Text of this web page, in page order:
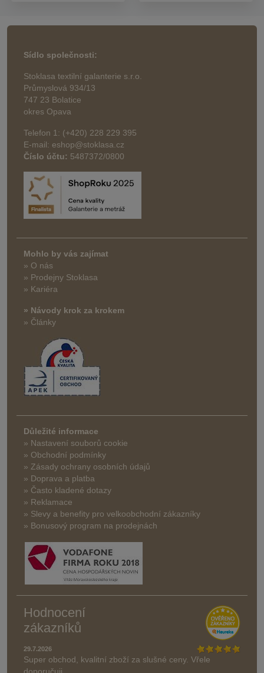
Sídlo společnosti:
Stoklasa textilní galanterie s.r.o.
Průmyslová 934/13
747 23 Bolatice
okres Opava
Telefon 1: (+420) 228 229 395
E-mail: eshop@stoklasa.cz
Číslo účtu: 5487372/0800
Mohlo by vás zajímat
» O nás
» Prodejny Stoklasa
» Kariéra
» Návody krok za krokem
» Články
Důležité informace
» Nastavení souborů cookie
» Obchodní podmínky
» Zásady ochrany osobních údajů
» Doprava a platba
» Často kladené dotazy
» Reklamace
» Slevy a benefity pro velkoobchodní zákazníky
» Bonusový program na prodejnách
Hodnocení
zákazníků
29.7.2026
Super obchod, kvalitní zboží za slušné ceny. Vřele
doporučuji.